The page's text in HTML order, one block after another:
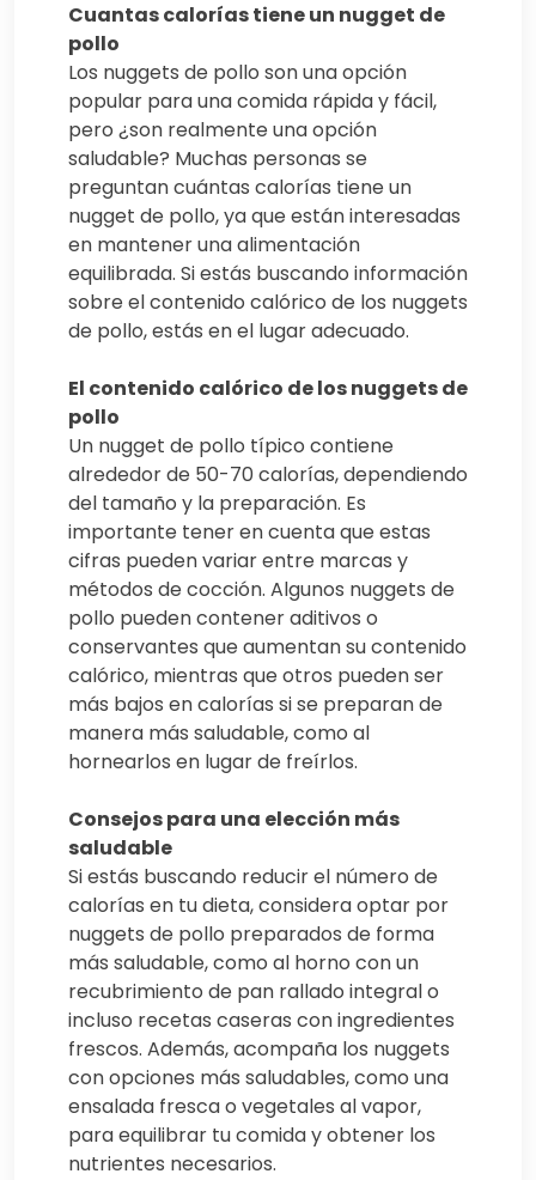
Cuantas calorías tiene un nugget de
pollo
Los nuggets de pollo son una opción
popular para una comida rápida y fácil,
pero ¿son realmente una opción
saludable? Muchas personas se
preguntan cuántas calorías tiene un
nugget de pollo, ya que están interesadas
en mantener una alimentación
equilibrada. Si estás buscando información
sobre el contenido calórico de los nuggets
de pollo, estás en el lugar adecuado.
El contenido calórico de los nuggets de
pollo
Un nugget de pollo típico contiene
alrededor de 50-70 calorías, dependiendo
del tamaño y la preparación. Es
importante tener en cuenta que estas
cifras pueden variar entre marcas y
métodos de cocción. Algunos nuggets de
pollo pueden contener aditivos o
conservantes que aumentan su contenido
calórico, mientras que otros pueden ser
más bajos en calorías si se preparan de
manera más saludable, como al
hornearlos en lugar de freírlos.
Consejos para una elección más
saludable
Si estás buscando reducir el número de
calorías en tu dieta, considera optar por
nuggets de pollo preparados de forma
más saludable, como al horno con un
recubrimiento de pan rallado integral o
incluso recetas caseras con ingredientes
frescos. Además, acompaña los nuggets
con opciones más saludables, como una
ensalada fresca o vegetales al vapor,
para equilibrar tu comida y obtener los
nutrientes necesarios.